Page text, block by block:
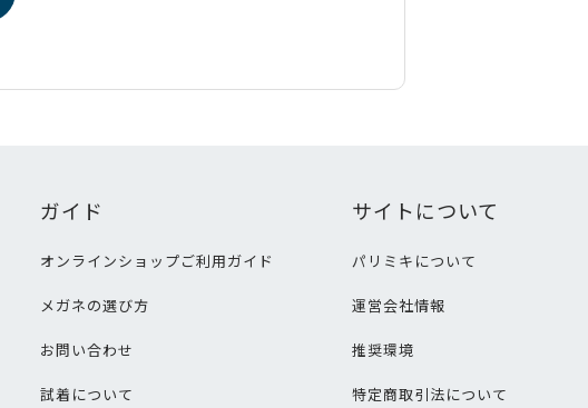
ガイド
オンラインショップご利用ガイド
メガネの選び方
お問い合わせ
試着について
サイトについて
パリミキについて
運営会社情報
推奨環境
特定商取引法について